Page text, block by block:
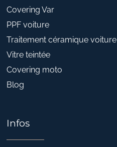
Covering Var
PPF voiture
Traitement céramique voiture
Vitre teintée
Covering moto
Blog
Infos